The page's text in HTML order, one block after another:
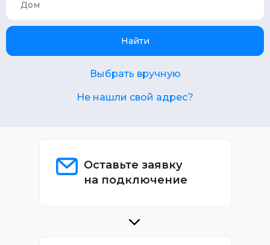
Найти
Выбрать вручную
Не нашли свой адрес?
Оставьте заявку
на подключение